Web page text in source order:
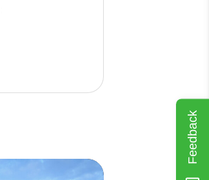
Feedback